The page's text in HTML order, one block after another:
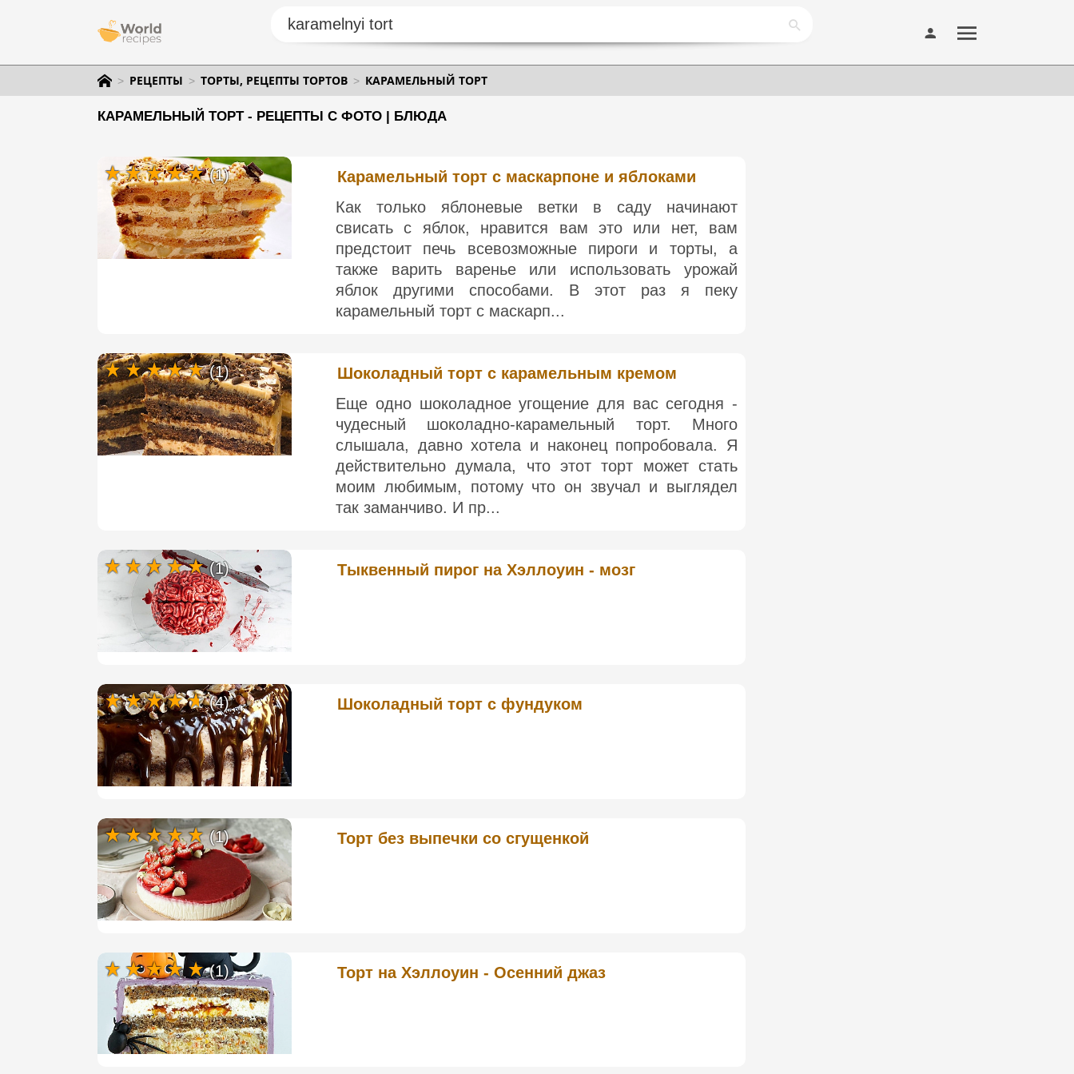
РЕЦЕПТЫ ТОРТЫ, РЕЦЕПТЫ ТОРТОВ КАРАМЕЛЬНЫЙ ТОРТ
КАРАМЕЛЬНЫЙ ТОРТ - РЕЦЕПТЫ С ФОТО | БЛЮДА
Карамельный торт с маскарпоне и яблоками
Как только яблоневые ветки в саду начинают
свисать с яблок, нравится вам это или нет, вам
предстоит печь всевозможные пироги и торты, а
также варить варенье или использовать урожай
яблок другими способами. В этот раз я пеку
карамельный торт с маскарп...
(1)
Шоколадный торт с карамельным кремом
Еще одно шоколадное угощение для вас сегодня -
чудесный шоколадно-карамельный торт. Много
слышала, давно хотела и наконец попробовала. Я
действительно думала, что этот торт может стать
моим любимым, потому что он звучал и выглядел
так заманчиво. И пр...
(1)
Тыквенный пирог на Хэллоуин - мозг
(1)
Шоколадный торт с фундуком
(4)
Торт без выпечки со сгущенкой
(1)
Торт на Хэллоуин - Осенний джаз
(1)